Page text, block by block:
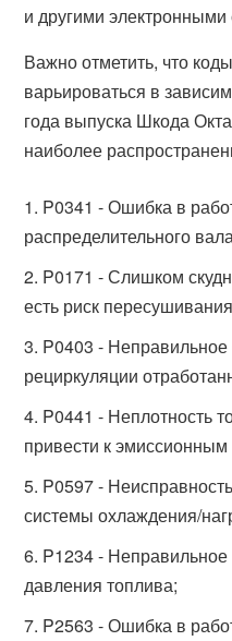
и другими
Важно отметить, что
варьироваться в
года выпуска Шкода
наиболее
P0341 - Ошибка в
распределительного
P0171 - Слишком
есть риск
P0403 -
рециркуляции
P0441 - Неплотность
привести к
P0597 -
системы охлаждения/
P1234 -
давления топлива;
P2563 - Ошибка в